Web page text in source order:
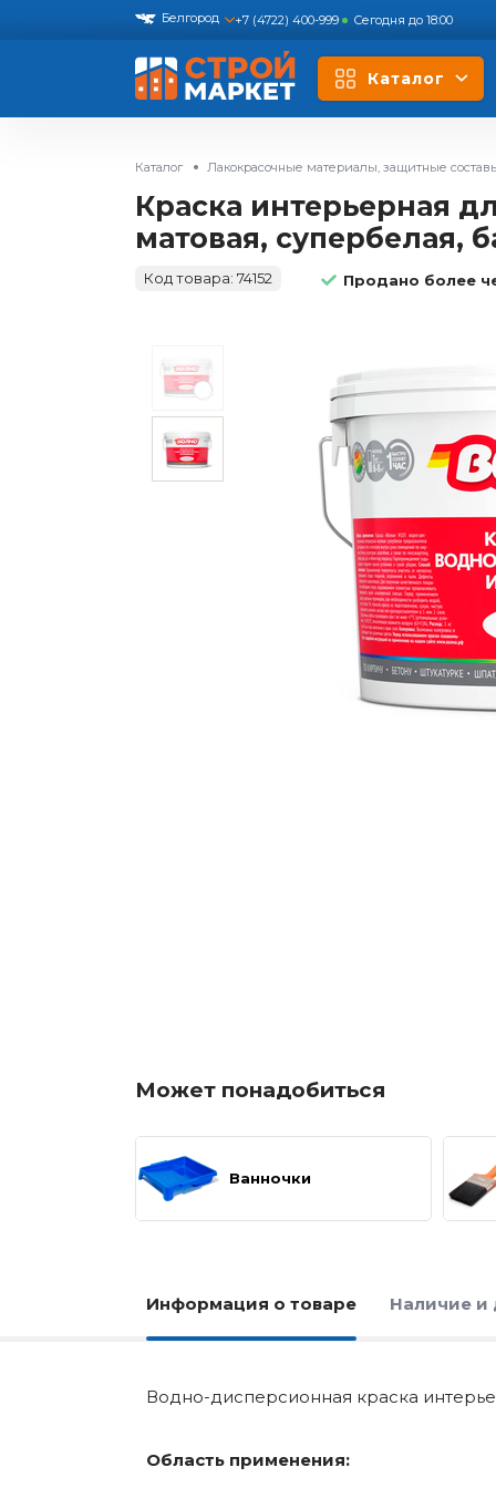
Белгород +7 (4722) 400-999 Сегодня до 18:00
Каталог
Каталог Лакокрасочные материалы, защитные
Краска интерьерная
матовая, супербелая,
Код товара: 74152 Продано более
Может понадобиться
Ванночки
Информация о товаре Наличие и
Водно-дисперсионная краска
Область применения: